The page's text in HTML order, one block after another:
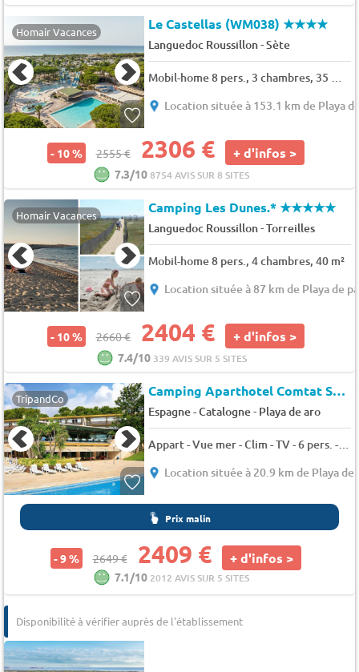
Homair Vacances Le Castellas (WM038)★★★★
Languedoc Roussillon-Sète
Location située à 153.1 km de Playa
- 10 % 2555 € 2306 € + d'infos >
7.3/108754 AVIS SUR 8 SITES
Homair Vacances Camping Les Dunes.*★★★★★
Languedoc Roussillon-Torreilles
Mobil-home 8 pers., 4 chambres, 40 m²
Location située à 87 km de Playa de
- 10 % 2660 € 2404 € + d'infos >
7.4/10 339 AVIS SUR 5 SITES
TripandCo Camping Aparthotel Comtat Sant Jordi
Espagne - Catalogne- Playa de aro
Appart - Vue mer - Clim - TV - 6 pers. - 45m2
Location située à 20.9 km de Playa de
Prix malin
- 9 % 2649 € 2409 € + d'infos >
7.1/10 2012 AVIS SUR 5 SITES
Disponibilité à vérifier auprès de l'établissement